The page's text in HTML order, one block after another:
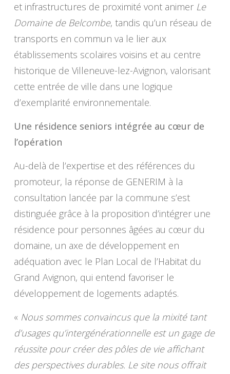
et infrastructures de proximité vont animer Le
Domaine de Belcombe, tandis qu’un réseau de
transports en commun va le lier aux
établissements scolaires voisins et au centre
historique de Villeneuve-lez-Avignon, valorisant
cette entrée de ville dans une logique
d’exemplarité environnementale.
Une résidence seniors intégrée au cœur de
l’opération
Au-delà de l’expertise et des références du
promoteur, la réponse de GENERIM à la
consultation lancée par la commune s’est
distinguée grâce à la proposition d’intégrer une
résidence pour personnes âgées au cœur du
domaine, un axe de développement en
adéquation avec le Plan Local de l’Habitat du
Grand Avignon, qui entend favoriser le
développement de logements adaptés.
« Nous sommes convaincus que la mixité tant
d’usages qu’intergénérationnelle est un gage de
réussite pour créer des pôles de vie affichant
des perspectives durables. Le site nous offrait